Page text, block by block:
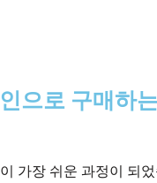
으로 구매하
가장 쉬운 과정이 되